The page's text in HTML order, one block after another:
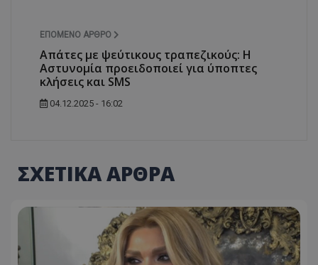
ΕΠΌΜΕΝΟ ΆΡΘΡΟ
Απάτες με ψεύτικους τραπεζικούς: Η
Αστυνομία προειδοποιεί για ύποπτες
κλήσεις και SMS
04.12.2025 - 16:02
ΣΧΕΤΙΚΑ ΑΡΘΡΑ